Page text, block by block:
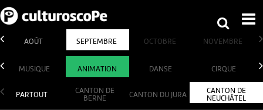
AOÛT SEPTEMBRE OCTOBRE NOVEMBRE
MUSIQUE ANIMATION DANSE CIRQUE
PARTOUT
CANTON DE
BERNE
CANTON DU JURA
CANTON DE
NEUCHÂTEL